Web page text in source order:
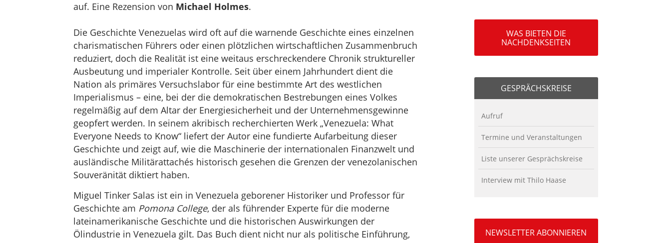
auf. Eine Rezension von Michael Holmes.
Die Geschichte Venezuelas wird oft auf die warnende Geschichte eines einzelnen
charismatischen Führers oder einen plötzlichen wirtschaftlichen Zusammenbruch
reduziert, doch die Realität ist eine weitaus erschreckendere Chronik struktureller
Ausbeutung und imperialer Kontrolle. Seit über einem Jahrhundert dient die
Nation als primäres Versuchslabor für eine bestimmte Art des westlichen
Imperialismus – eine, bei der die demokratischen Bestrebungen eines Volkes
regelmäßig auf dem Altar der Energiesicherheit und der Unternehmensgewinne
geopfert werden. In seinem akribisch recherchierten Werk „Venezuela: What
Everyone Needs to Know“ liefert der Autor eine fundierte Aufarbeitung dieser
Geschichte und zeigt auf, wie die Maschinerie der internationalen Finanzwelt und
ausländische Militärattachés historisch gesehen die Grenzen der venezolanischen
Souveränität diktiert haben.
Miguel Tinker Salas ist ein in Venezuela geborener Historiker und Professor für
Geschichte am Pomona College, der als führender Experte für die moderne
lateinamerikanische Geschichte und die historischen Auswirkungen der
Ölindustrie in Venezuela gilt. Das Buch dient nicht nur als politische Einführung,
WAS BIETEN DIE
NACHDENKSEITEN
GESPRÄCHSKREISE
Aufruf
Termine und Veranstaltungen
Liste unserer Gesprächskreise
Interview mit Thilo Haase
NEWSLETTER ABONNIEREN